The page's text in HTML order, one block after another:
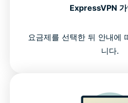
ExpressVPN 가
요금제를 선택한 뒤 안내에
니다.